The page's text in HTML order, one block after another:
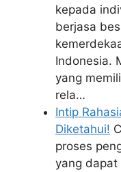
kepada
berjasa
Indonesia.
yang
rela…
Intip
Diketahui!
proses
yang dapat